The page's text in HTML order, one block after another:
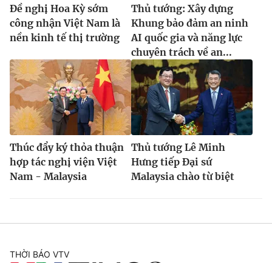
Đề nghị Hoa Kỳ sớm
công nhận Việt Nam là
nền kinh tế thị trường
Thủ tướng: Xây dựng
Khung bảo đảm an ninh
AI quốc gia và năng lực
chuyên trách về an...
Thúc đẩy ký thỏa thuận
hợp tác nghị viện Việt
Nam - Malaysia
Thủ tướng Lê Minh
Hưng tiếp Đại sứ
Malaysia chào từ biệt
THỜI BÁO VTV